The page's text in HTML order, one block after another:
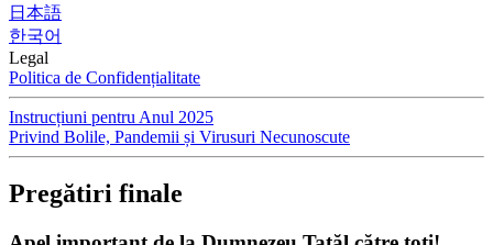
日本語
한국어
Legal
Politica de Confidențialitate
Instrucțiuni pentru Anul 2025
Privind Bolile, Pandemii și Virusuri Necunoscute
Pregătiri finale